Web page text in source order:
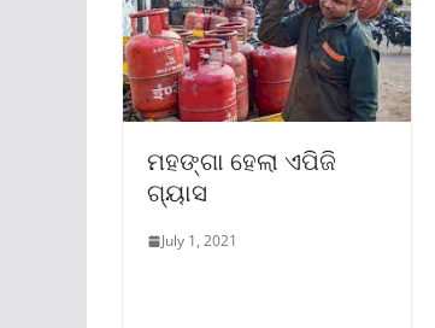
ମହଙ୍ଗା ହେଲା ଏପିଜି
ଗ୍ୟାସ
July 1, 2021